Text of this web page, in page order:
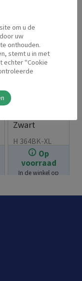
Op
voorraad
In de winkel op
Zwart
7.99
H 364BK-XL
om u de
uw
onthouden.
stemt u in met
echter "Cookie